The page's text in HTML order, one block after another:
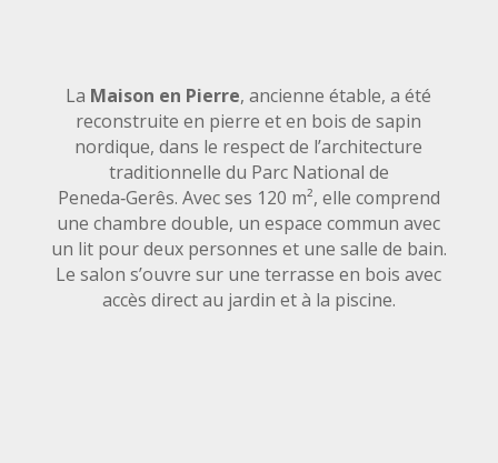
La Maison en Pierre, ancienne étable, a été
reconstruite en pierre et en bois de sapin
nordique, dans le respect de l’architecture
traditionnelle du Parc National de
Peneda‑Gerês. Avec ses 120 m², elle comprend
une chambre double, un espace commun avec
un lit pour deux personnes et une salle de bain.
Le salon s’ouvre sur une terrasse en bois avec
accès direct au jardin et à la piscine.